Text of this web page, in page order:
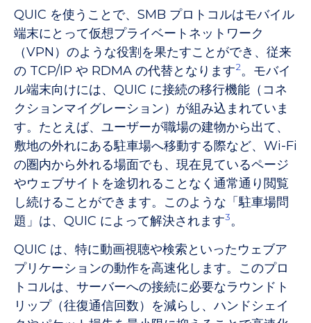
QUIC を使うことで、SMB プロトコルはモバイル
端末にとって仮想プライベートネットワーク
（VPN）のような役割を果たすことができ、従来
の TCP/IP や RDMA の代替となります2。モバイ
ル端末向けには、QUIC に接続の移行機能（コネ
クションマイグレーション）が組み込まれていま
す。たとえば、ユーザーが職場の建物から出て、
敷地の外れにある駐車場へ移動する際など、Wi-Fi
の圏内から外れる場面でも、現在見ているページ
やウェブサイトを途切れることなく通常通り閲覧
し続けることができます。このような「駐車場問
題」は、QUIC によって解決されます3。
QUIC は、特に動画視聴や検索といったウェブア
プリケーションの動作を高速化します。このプロ
トコルは、サーバーへの接続に必要なラウンドト
リップ（往復通信回数）を減らし、ハンドシェイ